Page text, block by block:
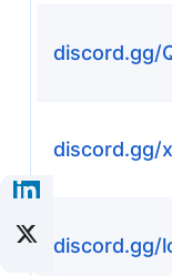
discord.gg/
discord.gg/
discord.gg/